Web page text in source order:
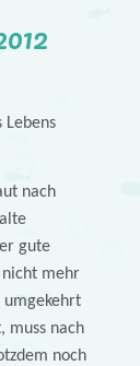
nach
gute
nicht mehr
muss nach
noch